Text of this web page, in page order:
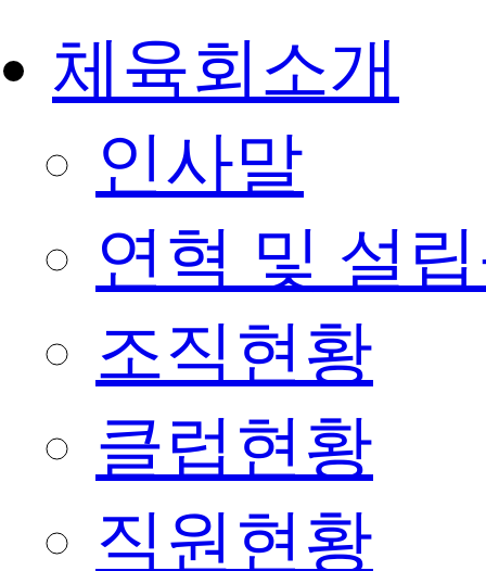
체육회소개
인사말
연혁 및 설
조직현황
클럽현황
직원현황